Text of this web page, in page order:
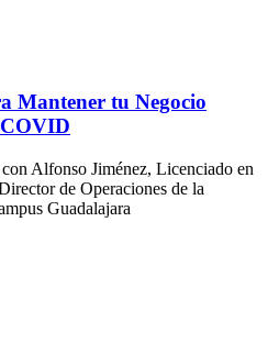
Mantener tu Negocio
COVID
Alfonso Jiménez, Licenciado en
de Operaciones de la
Guadalajara